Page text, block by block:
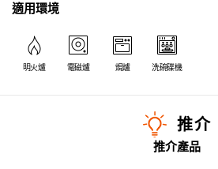
適用環境
明火爐 電磁爐 焗爐 洗碗碟機
推介
推介產品